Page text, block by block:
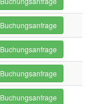
Buchungsanfrage
Buchungsanfrage
Buchungsanfrage
Buchungsanfrage